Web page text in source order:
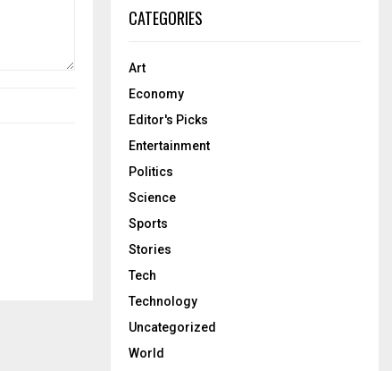
CATEGORIES
Art
Economy
Editor's Picks
Entertainment
Politics
Science
Sports
Stories
Tech
Technology
Uncategorized
World